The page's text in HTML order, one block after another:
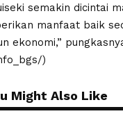
semakin dicintai
manfaat baik
ekonomi,”
)
Might Also Like